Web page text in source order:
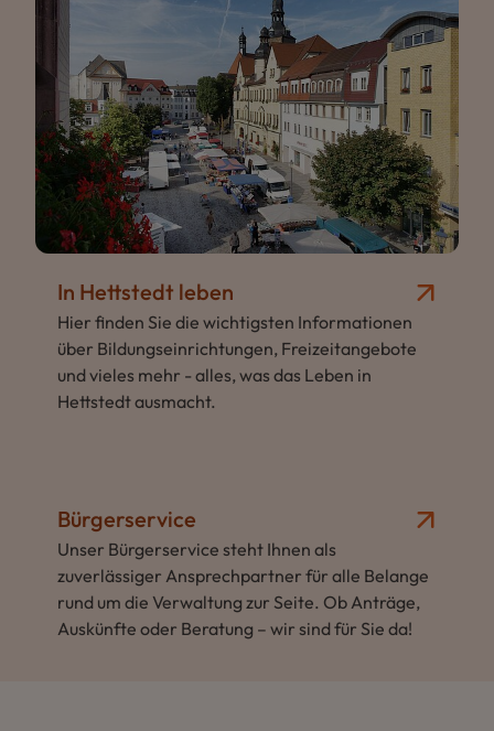
In Hettstedt leben
Hier finden Sie die wichtigsten Informationen
über Bildungseinrichtungen, Freizeitangebote
und vieles mehr - alles, was das Leben in
Hettstedt ausmacht.
Bürgerservice
Unser Bürgerservice steht Ihnen als
zuverlässiger Ansprechpartner für alle Belange
rund um die Verwaltung zur Seite. Ob Anträge,
Auskünfte oder Beratung – wir sind für Sie da!